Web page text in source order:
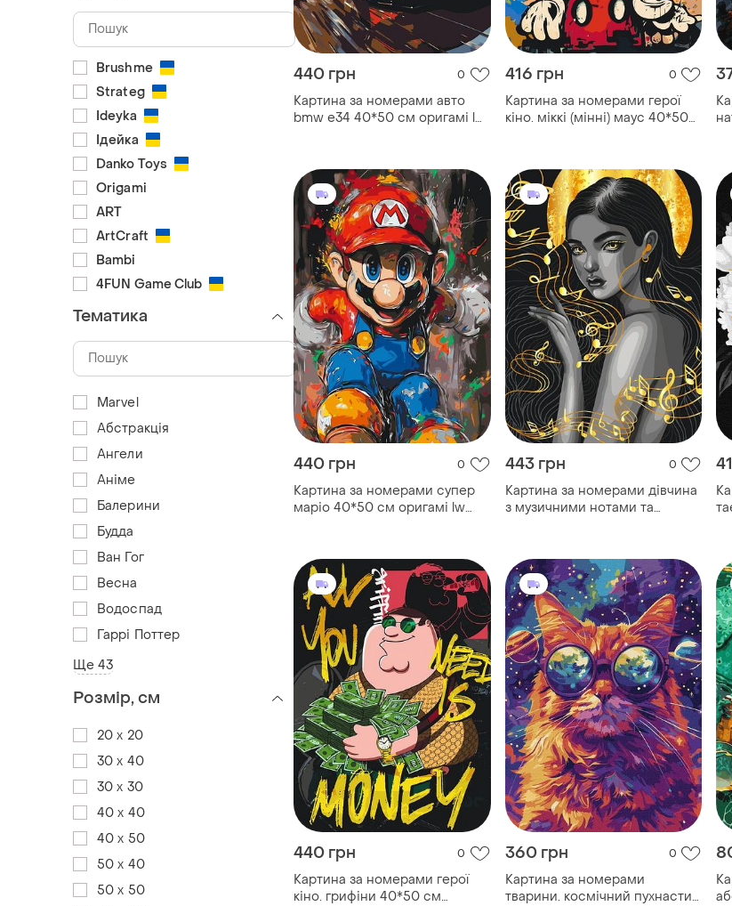
440 грн 0
Картина за номерами авто
bmw e34 40*50 см оригамі lw
416 грн 0
Картина за номерами герої
кіно. міккі (мінні) маус 40*50
440 грн 0
Картина за номерами супер
маріо 40*50 см оригамі lw
443 грн 0
Картина за номерами дівчина
з музичними нотами та
440 грн 0
Картина за номерами герої
кіно. грифіни 40*50 см
360 грн 0
Картина за номерами
тварини. космічний пухнастик
Brushme
Strateg
Ideyka
Ідейка
Danko Toys
Origami
ART
ArtCraft
Bambi
4FUN Game Club
Тематика
Marvel
Абстракція
Ангели
Аніме
Балерини
Будда
Ван Гог
Весна
Водоспад
Гаррі Поттер
Ще 43
Розмір, см
20 x 20
30 x 40
30 х 30
40 x 40
40 x 50
50 x 40
50 x 50